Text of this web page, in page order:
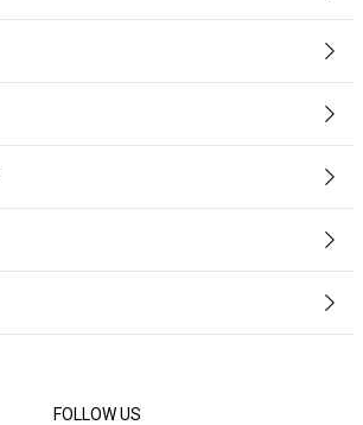
FOLLOW US